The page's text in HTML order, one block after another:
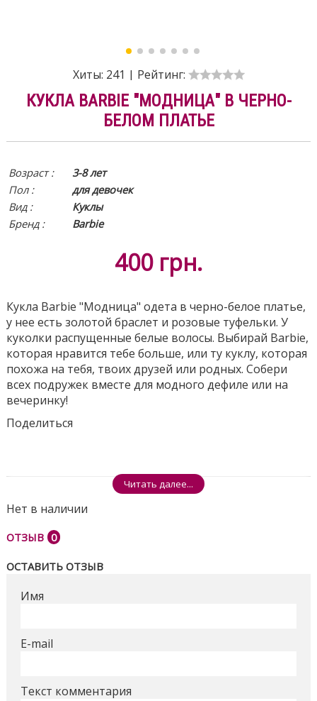
Хиты: 241 | Рейтинг:
КУКЛА BARBIE "МОДНИЦА" В ЧЕРНО-
БЕЛОМ ПЛАТЬЕ
Возраст :
3-8 лет
Пол :
для девочек
Вид :
Куклы
Бренд :
Barbie
400 грн.
Кукла Barbie "Модница" одета в черно-белое платье,
у нее есть золотой браслет и розовые туфельки. У
куколки распущенные белые волосы. Выбирай Barbie,
которая нравится тебе больше, или ту куклу, которая
похожа на тебя, твоих друзей или родных. Собери
всех подружек вместе для модного дефиле или на
вечеринку!
Поделиться
Читать далее...
Нет в наличии
ОТЗЫВ 0
ОСТАВИТЬ ОТЗЫВ
Имя
E-mail
Текст комментария